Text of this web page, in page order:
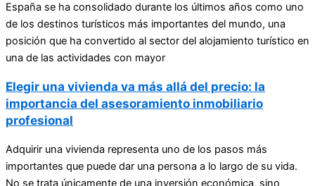
España se ha consolidado durante los últimos años como uno
de los destinos turísticos más importantes del mundo, una
posición que ha convertido al sector del alojamiento turístico en
una de las actividades con mayor
Elegir una vivienda va más allá del precio: la
importancia del asesoramiento inmobiliario
profesional
Adquirir una vivienda representa uno de los pasos más
importantes que puede dar una persona a lo largo de su vida.
No se trata únicamente de una inversión económica, sino